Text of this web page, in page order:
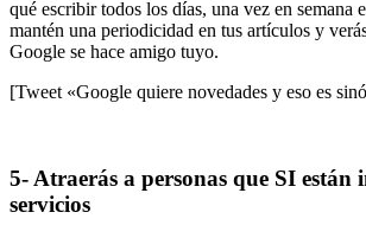
qué escribir todos los días, una vez en semana
mantén una periodicidad en tus artículos y
Google se hace amigo tuyo.
[Tweet «Google quiere novedades y eso es
5- Atraerás a personas que SI están
servicios